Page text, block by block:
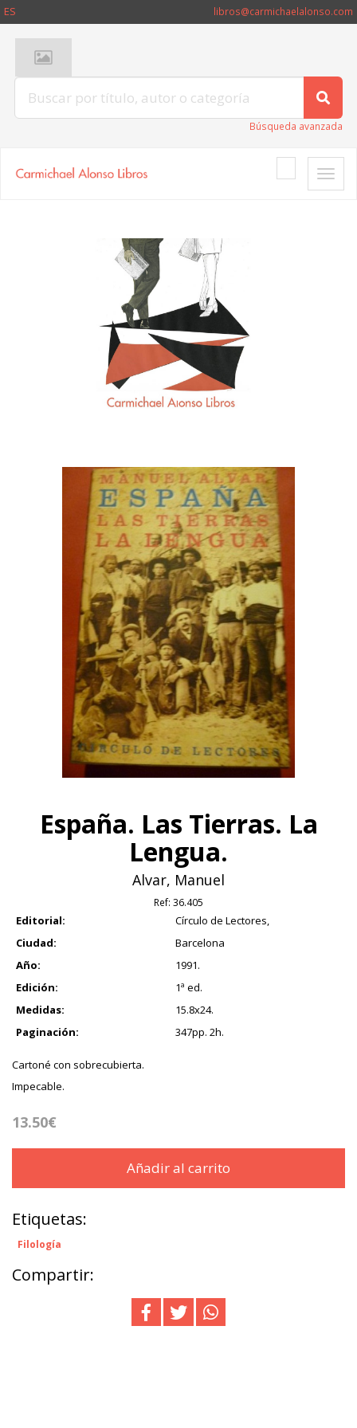
ES libros@carmichaelalonso.com
Búsqueda avanzada
Toggle
España. Las Tierras. La
Lengua.
Alvar, Manuel
Ref: 36.405
Editorial:
Círculo de Lectores,
Ciudad:
Barcelona
Año:
1991.
Edición:
1ª ed.
Medidas:
15.8x24.
Paginación:
347pp. 2h.
Cartoné con sobrecubierta.
Impecable.
13.50€
Añadir al carrito
Etiquetas:
Filología
Compartir: